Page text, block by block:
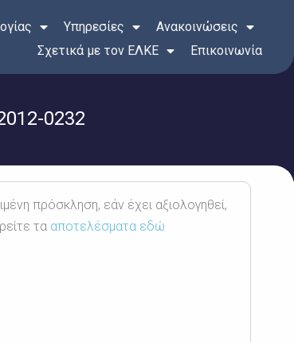
Υπηρεσίες
Ανακοινώσεις
Σχετικά με τον ΕΛΚΕ
Επικοινωνία
0232
πρόσκληση, εάν έχει αξιολογηθεί,
τα αποτελέσματα εδώ